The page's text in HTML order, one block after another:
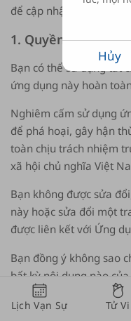
để cập nhật những thay
1. Quyền sử dụng
Bạn có thể sử dụng tất
ứng dụng này hoàn
Nghiêm cấm sử dụng
để phá hoại, gây hận
toàn chịu trách nhiệm
xã hội chủ nghĩa Việt
Bạn không được sửa
này hoặc sửa đổi một
được liên kết với Ứng
Bạn đồng ý không sao
bất kỳ nội dung nào
phép rõ ràng bằng văn
Tử Vi
Lịch Vạn Sự
Hủy